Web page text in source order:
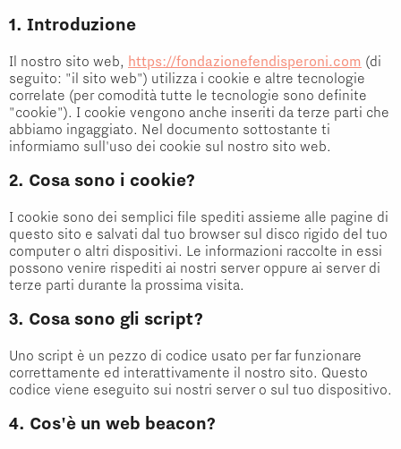
1. Introduzione
Il nostro sito web, https://fondazionefendisperoni.com (di
seguito: "il sito web") utilizza i cookie e altre tecnologie
correlate (per comodità tutte le tecnologie sono definite
"cookie"). I cookie vengono anche inseriti da terze parti che
abbiamo ingaggiato. Nel documento sottostante ti
informiamo sull'uso dei cookie sul nostro sito web.
2. Cosa sono i cookie?
I cookie sono dei semplici file spediti assieme alle pagine di
questo sito e salvati dal tuo browser sul disco rigido del tuo
computer o altri dispositivi. Le informazioni raccolte in essi
possono venire rispediti ai nostri server oppure ai server di
terze parti durante la prossima visita.
3. Cosa sono gli script?
Uno script è un pezzo di codice usato per far funzionare
correttamente ed interattivamente il nostro sito. Questo
codice viene eseguito sui nostri server o sul tuo dispositivo.
4. Cos'è un web beacon?